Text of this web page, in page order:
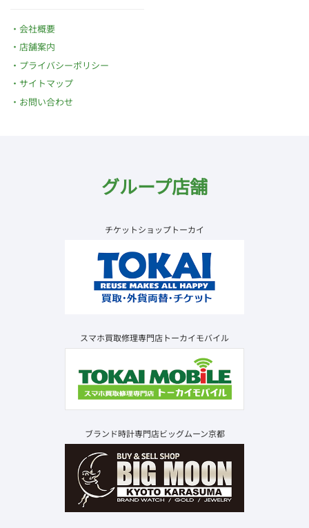
会社概要
店舗案内
プライバシーポリシー
サイトマップ
お問い合わせ
グループ店舗
チケットショップトーカイ
スマホ買取修理専門店トーカイモバイル
ブランド時計専門店ビッグムーン京都